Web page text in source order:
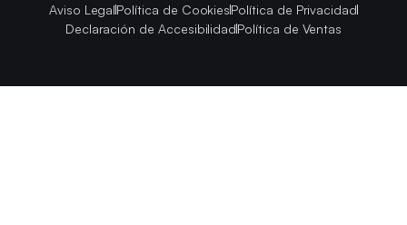
Aviso LegalPolítica de CookiesPolítica de Privacidad
Declaración de AccesibilidadPolítica de Ventas